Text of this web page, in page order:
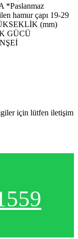
hamur çapı 19-29
(mm)
GÜCÜ
için lütfen iletişim